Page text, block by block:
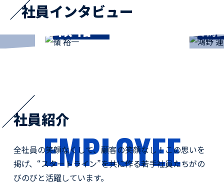
社員インタビュー
R.KOUNO
鴻野 蓮
社員紹介
全社員の笑顔なくして、顧客の笑顔なし！この思いを
掲げ、“スタートライン”を共に作る若手社員たちがの
びのびと活躍しています。
EMPLOYEE